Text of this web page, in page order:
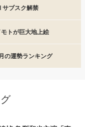
サブスク解禁
トが巨大地上絵
の運勢ランキング